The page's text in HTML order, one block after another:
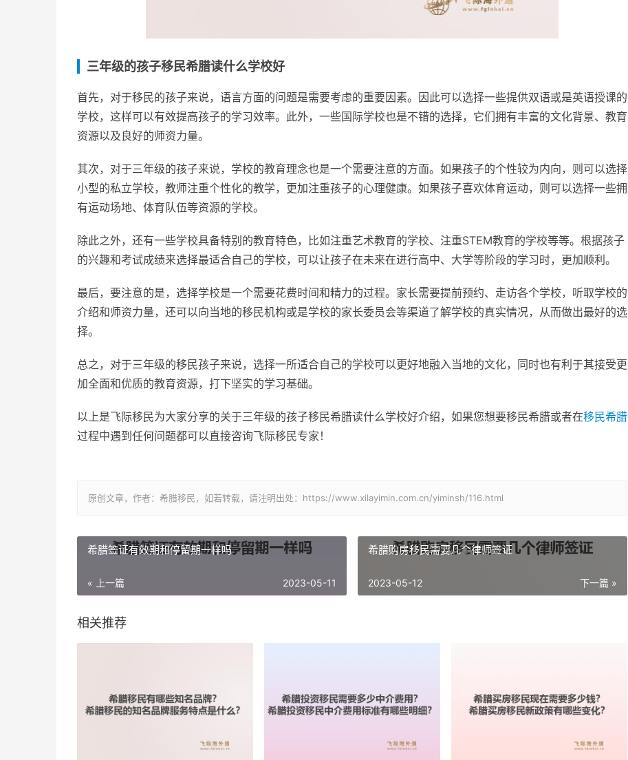
三年级的孩子移民希腊读什么学校好
首先，对于移民的孩子来说，语言方面的问题是需要考虑的重要因素。因此可以选择一些提供双语或是英语授课的
学校，这样可以有效提高孩子的学习效率。此外，一些国际学校也是不错的选择，它们拥有丰富的文化背景、教育
资源以及良好的师资力量。
其次，对于三年级的孩子来说，学校的教育理念也是一个需要注意的方面。如果孩子的个性较为内向，则可以选择
小型的私立学校，教师注重个性化的教学，更加注重孩子的心理健康。如果孩子喜欢体育运动，则可以选择一些拥
有运动场地、体育队伍等资源的学校。
除此之外，还有一些学校具备特别的教育特色，比如注重艺术教育的学校、注重STEM教育的学校等等。根据孩子
的兴趣和考试成绩来选择最适合自己的学校，可以让孩子在未来在进行高中、大学等阶段的学习时，更加顺利。
最后，要注意的是，选择学校是一个需要花费时间和精力的过程。家长需要提前预约、走访各个学校，听取学校的
介绍和师资力量，还可以向当地的移民机构或是学校的家长委员会等渠道了解学校的真实情况，从而做出最好的选
择。
总之，对于三年级的移民孩子来说，选择一所适合自己的学校可以更好地融入当地的文化，同时也有利于其接受更
加全面和优质的教育资源，打下坚实的学习基础。
以上是飞际移民为大家分享的关于三年级的孩子移民希腊读什么学校好介绍，如果您想要移民希腊或者在移民希腊
过程中遇到任何问题都可以直接咨询飞际移民专家！
原创文章，作者：希腊移民，如若转载，请注明出处：https://www.xilayimin.com.cn/yiminsh/116.html
希腊签证有效期和停留期一样吗
« 上一篇 2023-05-11
希腊购房移民需要几个律师签证
下一篇 »
2023-05-12
相关推荐